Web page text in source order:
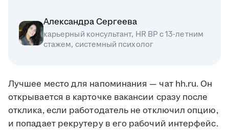
Александра Сергеева
карьерный консультант, HR BP с 13-летним
стажем, системный психолог
Лучшее место для напоминания — чат hh.ru. Он
открывается в карточке вакансии сразу после
отклика, если работодатель не отключил опцию,
и попадает рекрутеру в его рабочий интерфейс.